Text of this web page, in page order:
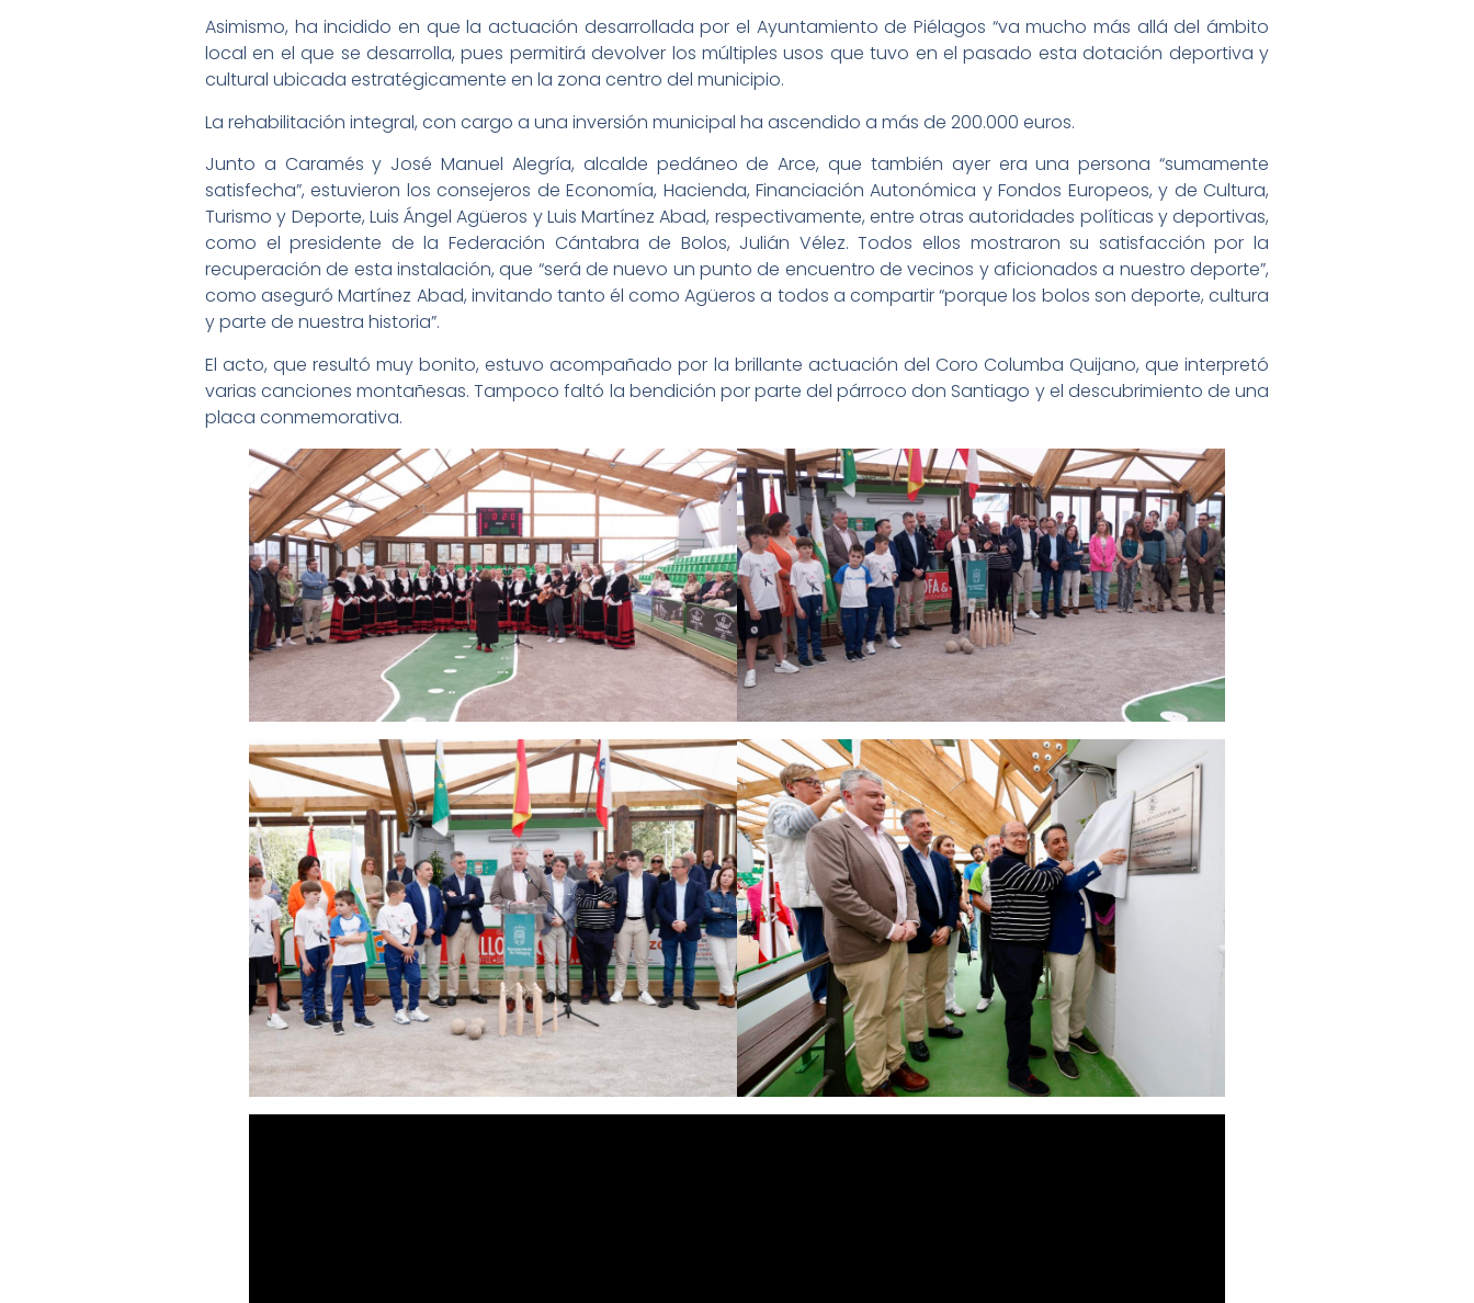
Asimismo, ha incidido en que la actuación desarrollada por el Ayuntamiento de Piélagos “va mucho más allá del ámbito
local en el que se desarrolla, pues permitirá devolver los múltiples usos que tuvo en el pasado esta dotación deportiva y
cultural ubicada estratégicamente en la zona centro del municipio.
La rehabilitación integral, con cargo a una inversión municipal ha ascendido a más de 200.000 euros.
Junto a Caramés y José Manuel Alegría, alcalde pedáneo de Arce, que también ayer era una persona “sumamente
satisfecha”, estuvieron los consejeros de Economía, Hacienda, Financiación Autonómica y Fondos Europeos, y de Cultura,
Turismo y Deporte, Luis Ángel Agüeros y Luis Martínez Abad, respectivamente, entre otras autoridades políticas y deportivas,
como el presidente de la Federación Cántabra de Bolos, Julián Vélez. Todos ellos mostraron su satisfacción por la
recuperación de esta instalación, que “será de nuevo un punto de encuentro de vecinos y aficionados a nuestro deporte”,
como aseguró Martínez Abad, invitando tanto él como Agüeros a todos a compartir “porque los bolos son deporte, cultura
y parte de nuestra historia”.
El acto, que resultó muy bonito, estuvo acompañado por la brillante actuación del Coro Columba Quijano, que interpretó
varias canciones montañesas. Tampoco faltó la bendición por parte del párroco don Santiago y el descubrimiento de una
placa conmemorativa.